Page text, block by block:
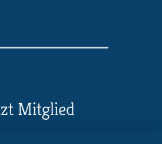
Mitglied